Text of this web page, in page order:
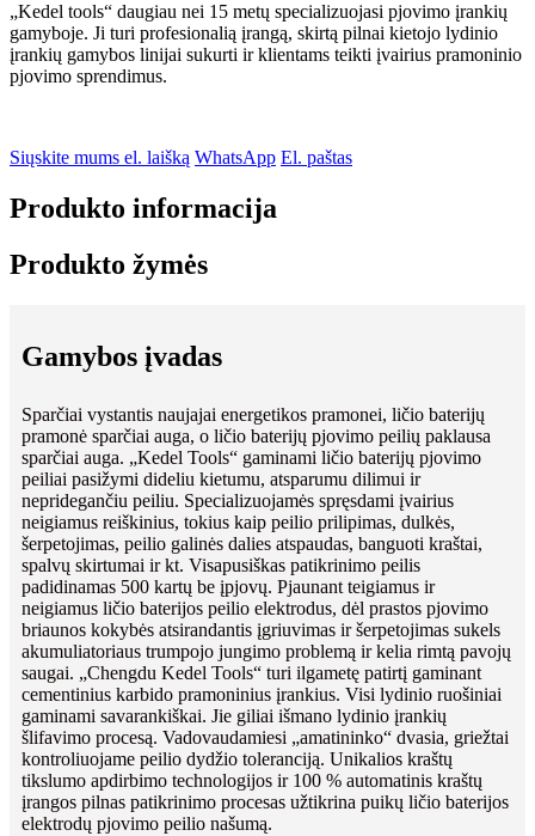
„Kedel tools“ daugiau nei 15 metų specializuojasi pjovimo įrankių
gamyboje. Ji turi profesionalią įrangą, skirtą pilnai kietojo lydinio
įrankių gamybos linijai sukurti ir klientams teikti įvairius pramoninio
pjovimo sprendimus.
Siųskite mums el. laišką WhatsApp El. paštas
Produkto informacija
Produkto žymės
Gamybos įvadas
Sparčiai vystantis naujajai energetikos pramonei, ličio baterijų
pramonė sparčiai auga, o ličio baterijų pjovimo peilių paklausa
sparčiai auga. „Kedel Tools“ gaminami ličio baterijų pjovimo
peiliai pasižymi dideliu kietumu, atsparumu dilimui ir
nepridegančiu peiliu. Specializuojamės spręsdami įvairius
neigiamus reiškinius, tokius kaip peilio prilipimas, dulkės,
šerpetojimas, peilio galinės dalies atspaudas, banguoti kraštai,
spalvų skirtumai ir kt. Visapusiškas patikrinimo peilis
padidinamas 500 kartų be įpjovų. Pjaunant teigiamus ir
neigiamus ličio baterijos peilio elektrodus, dėl prastos pjovimo
briaunos kokybės atsirandantis įgriuvimas ir šerpetojimas sukels
akumuliatoriaus trumpojo jungimo problemą ir kelia rimtą pavojų
saugai. „Chengdu Kedel Tools“ turi ilgametę patirtį gaminant
cementinius karbido pramoninius įrankius. Visi lydinio ruošiniai
gaminami savarankiškai. Jie giliai išmano lydinio įrankių
šlifavimo procesą. Vadovaudamiesi „amatininko“ dvasia, griežtai
kontroliuojame peilio dydžio toleranciją. Unikalios kraštų
tikslumo apdirbimo technologijos ir 100 % automatinis kraštų
įrangos pilnas patikrinimo procesas užtikrina puikų ličio baterijos
elektrodų pjovimo peilio našumą.